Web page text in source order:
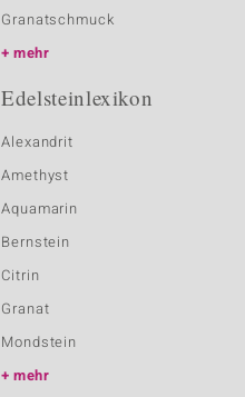
Granatschmuck
mehr
Edelsteinlexikon
Alexandrit
Amethyst
Aquamarin
Bernstein
Citrin
Granat
Mondstein
mehr